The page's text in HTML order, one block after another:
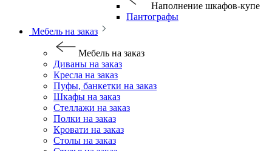
Наполнение шкафов-купе
Пантографы
Мебель на заказ
Мебель на заказ
Диваны на заказ
Кресла на заказ
Пуфы, банкетки на заказ
Шкафы на заказ
Стеллажи на заказ
Полки на заказ
Кровати на заказ
Столы на заказ